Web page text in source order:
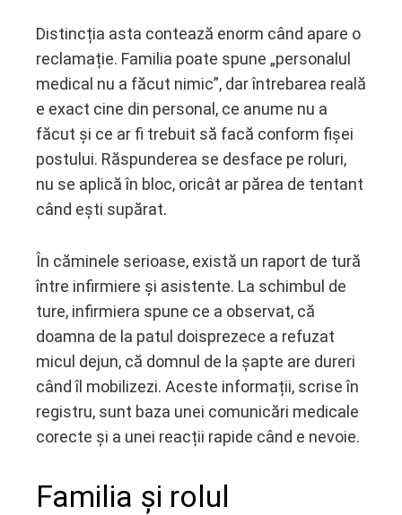
Distincția asta contează enorm când apare o
reclamație. Familia poate spune „personalul
medical nu a făcut nimic”, dar întrebarea reală
e exact cine din personal, ce anume nu a
făcut și ce ar fi trebuit să facă conform fișei
postului. Răspunderea se desface pe roluri,
nu se aplică în bloc, oricât ar părea de tentant
când ești supărat.
În căminele serioase, există un raport de tură
între infirmiere și asistente. La schimbul de
ture, infirmiera spune ce a observat, că
doamna de la patul doisprezece a refuzat
micul dejun, că domnul de la șapte are dureri
când îl mobilizezi. Aceste informații, scrise în
registru, sunt baza unei comunicări medicale
corecte și a unei reacții rapide când e nevoie.
Familia și rolul